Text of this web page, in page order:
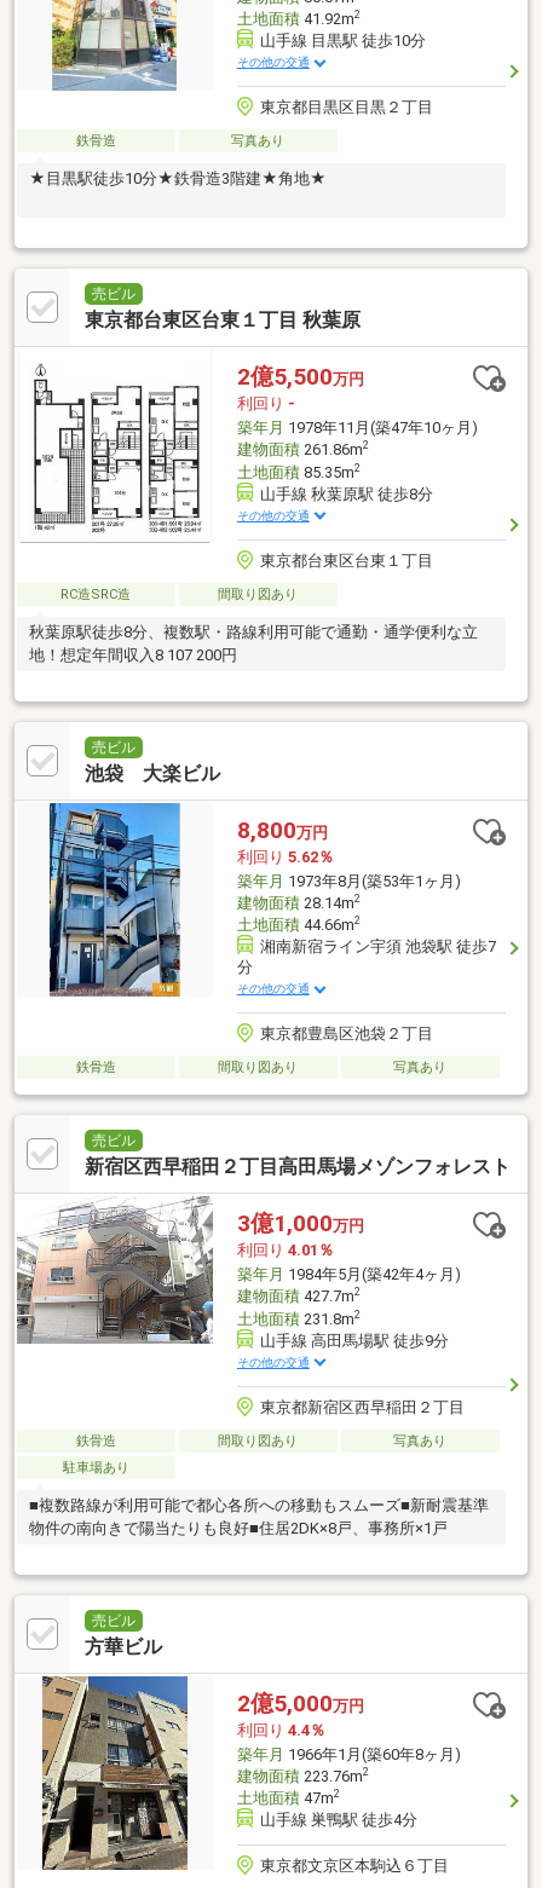
土地面積41.92m2
山手線 目黒駅 徒歩10分
その他の交通
東京都目黒区目黒２丁目
鉄骨造 写真あり
★目黒駅徒歩10分★鉄骨造3階建★角地★
売ビル
東京都台東区台東１丁目 秋葉原
2億5,500万円
利回り -
築年月 1978年11月(築47年10ヶ月)
建物面積261.86m2
土地面積85.35m2
山手線 秋葉原駅 徒歩8分
その他の交通
東京都台東区台東１丁目
RC造SRC造 間取り図あり
秋葉原駅徒歩8分、複数駅・路線利用可能で通勤・通学便利な立
地！想定年間収入8 107 200円
売ビル
池袋 大楽ビル
8,800万円
利回り 5.62％
築年月 1973年8月(築53年1ヶ月)
建物面積28.14m2
土地面積44.66m2
湘南新宿ライン宇須 池袋駅 徒歩7
分
その他の交通
東京都豊島区池袋２丁目
鉄骨造 間取り図あり 写真あり
売ビル
新宿区西早稲田２丁目高田馬場メゾンフォレスト
3億1,000万円
利回り 4.01％
築年月 1984年5月(築42年4ヶ月)
建物面積427.7m2
土地面積231.8m2
山手線 高田馬場駅 徒歩9分
その他の交通
東京都新宿区西早稲田２丁目
鉄骨造 間取り図あり
写真あり
駐車場あり
■複数路線が利用可能で都心各所への移動もスムーズ■新耐震基準
物件の南向きで陽当たりも良好■住居2DK×8戸、事務所×1戸
売ビル
方華ビル
2億5,000万円
利回り 4.4％
築年月 1966年1月(築60年8ヶ月)
建物面積223.76m2
土地面積47m2
山手線 巣鴨駅 徒歩4分
東京都文京区本駒込６丁目